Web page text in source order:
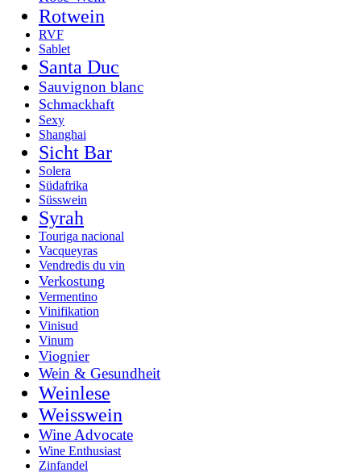
Rotwein
RVF
Sablet
Santa Duc
Sauvignon blanc
Schmackhaft
Sexy
Shanghai
Sicht Bar
Solera
Südafrika
Süsswein
Syrah
Touriga nacional
Vacqueyras
Vendredis du vin
Verkostung
Vermentino
Vinifikation
Vinisud
Vinum
Viognier
Wein & Gesundheit
Weinlese
Weisswein
Wine Advocate
Wine Enthusiast
Zinfandel